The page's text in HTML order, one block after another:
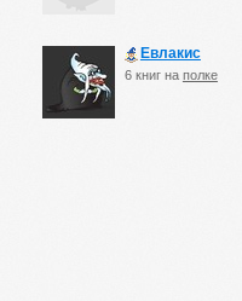
Евлакис
6 книг на полке